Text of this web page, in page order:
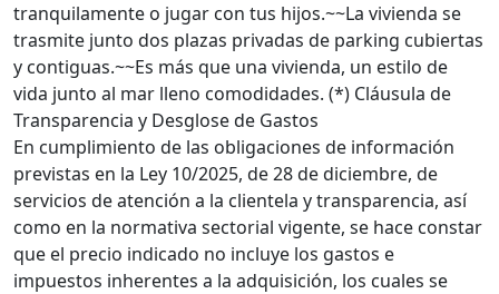
tranquilamente o jugar con tus hijos.~~La vivienda se
trasmite junto dos plazas privadas de parking cubiertas
y contiguas.~~Es más que una vivienda, un estilo de
vida junto al mar lleno comodidades. (*) Cláusula de
Transparencia y Desglose de Gastos
En cumplimiento de las obligaciones de información
previstas en la Ley 10/2025, de 28 de diciembre, de
servicios de atención a la clientela y transparencia, así
como en la normativa sectorial vigente, se hace constar
que el precio indicado no incluye los gastos e
impuestos inherentes a la adquisición, los cuales se